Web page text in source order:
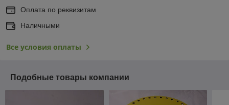
Оплата по реквизитам
Наличными
Все условия оплаты
Подобные товары компании